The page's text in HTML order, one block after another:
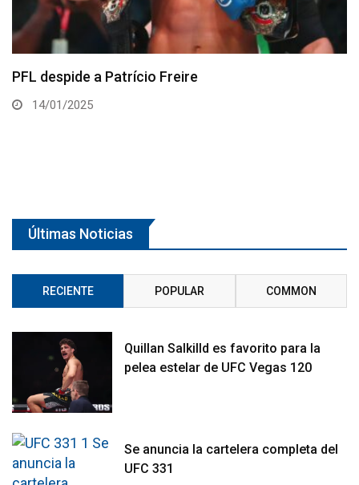
Patrício Freire lamenta el cierre de Bellator
14/01/2025
Últimas Noticias
RECIENTE POPULAR COMMON
Quillan Salkilld es favorito para la
pelea estelar de UFC Vegas 120
Se anuncia la cartelera completa del
UFC 331